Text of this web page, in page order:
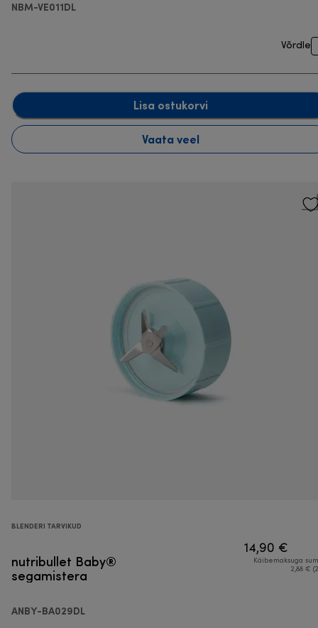
NBM-VE011DL
Võrdle
Lisa ostukorvi
Vaata veel
BLENDERI TARVIKUD
nutribullet Baby®
segamistera
ANBY-BA029DL
14,90 €
Käibemaksuga
2,88 €